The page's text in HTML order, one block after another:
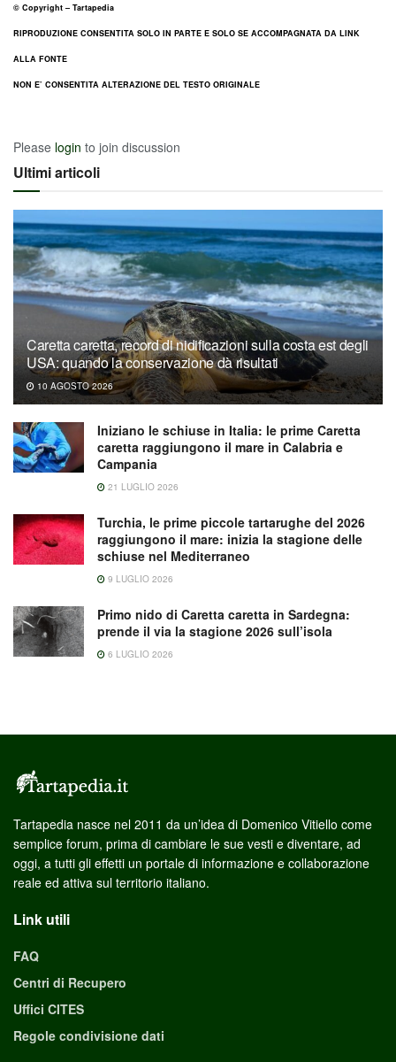
© Copyright – Tartapedia
RIPRODUZIONE CONSENTITA SOLO IN PARTE E SOLO SE ACCOMPAGNATA DA LINK
ALLA FONTE
NON E’ CONSENTITA ALTERAZIONE DEL TESTO ORIGINALE
Please login to join discussion
Ultimi articoli
Caretta caretta, record di nidificazioni sulla costa est degli
USA: quando la conservazione dà risultati
10 AGOSTO 2026
Iniziano le schiuse in Italia: le prime Caretta
caretta raggiungono il mare in Calabria e
Campania
21 LUGLIO 2026
Turchia, le prime piccole tartarughe del 2026
raggiungono il mare: inizia la stagione delle
schiuse nel Mediterraneo
9 LUGLIO 2026
Primo nido di Caretta caretta in Sardegna:
prende il via la stagione 2026 sull’isola
6 LUGLIO 2026
Tartapedia nasce nel 2011 da un’idea di Domenico Vitiello come
semplice forum, prima di cambiare le sue vesti e diventare, ad
oggi, a tutti gli effetti un portale di informazione e collaborazione
reale ed attiva sul territorio italiano.
Link utili
FAQ
Centri di Recupero
Uffici CITES
Regole condivisione dati